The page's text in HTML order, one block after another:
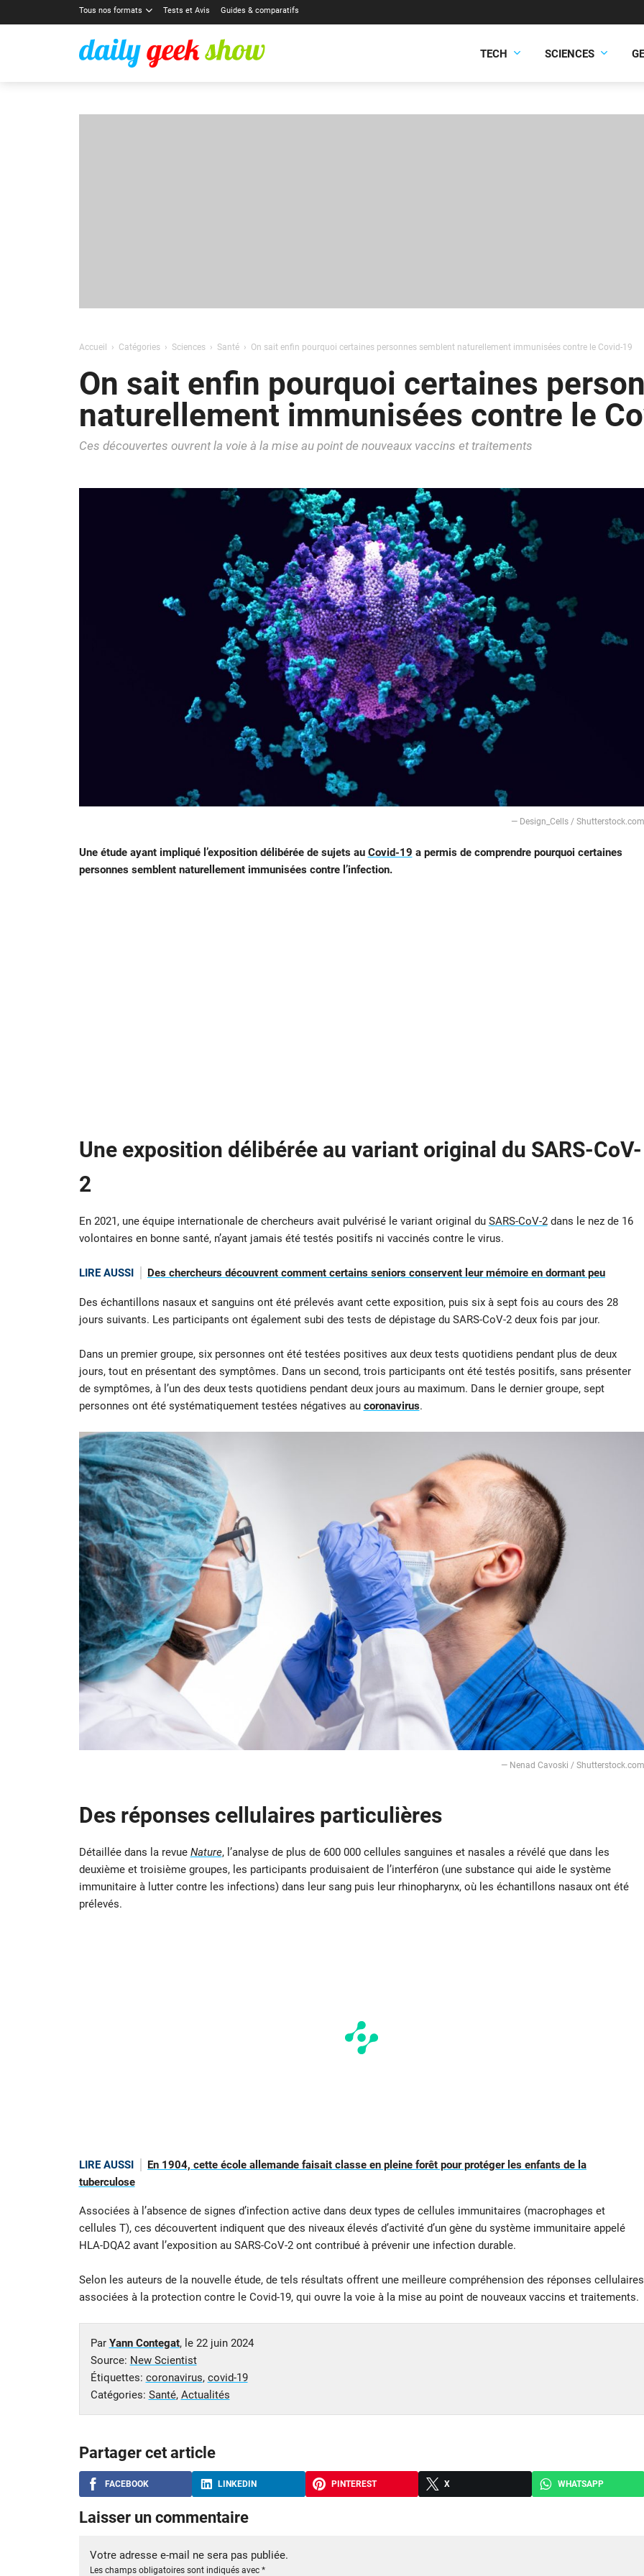
Tous nos formats Tests et Avis Guides & comparatifs
TECH SCIENCES
Accueil Catégories Sciences Santé On sait enfin pourquoi certaines personnes semblent naturellement immunisées contre le Covid-19
On sait enfin pourquoi certaines
naturellement immunisées contre le
Ces découvertes ouvrent la voie à la mise au point de nouveaux vaccins et traitements
— Design_Cells / Shutterstock.com
Une étude ayant impliqué l’exposition délibérée de sujets au Covid-19 a permis de comprendre pourquoi certaines
personnes semblent naturellement immunisées contre l’infection.
Une exposition délibérée au variant original du SARS-CoV-
2
En 2021, une équipe internationale de chercheurs avait pulvérisé le variant original du SARS-CoV-2dans le nez de 16
volontaires en bonne santé, n’ayant jamais été testés positifs ni vaccinés contre le virus.
LIRE AUSSI Des chercheurs découvrent comment certains seniors conservent leur mémoire en dormant peu
Des échantillons nasaux et sanguins ont été prélevés avant cette exposition, puis six à sept fois au cours des 28
jours suivants. Les participants ont également subi des tests de dépistage du SARS-CoV-2 deux fois par jour.
Dans un premier groupe, six personnes ont été testées positives aux deux tests quotidiens pendant plus de deux
jours, tout en présentant des symptômes. Dans un second, trois participants ont été testés positifs, sans présenter
de symptômes, à l’un des deux tests quotidiens pendant deux jours au maximum. Dans le dernier groupe, sept
personnes ont été systématiquement testées négatives au coronavirus.
― Nenad Cavoski / Shutterstock.com
Des réponses cellulaires particulières
Détaillée dans la revue Nature, l’analyse de plus de 600 000 cellules sanguines et nasales a révélé que dans les
deuxième et troisième groupes, les participants produisaient de l’interféron (une substance qui aide le système
immunitaire à lutter contre les infections) dans leur sang puis leur rhinopharynx, où les échantillons nasaux ont été
prélevés.
LIRE AUSSI
En 1904, cette école allemande faisait classe en pleine forêt pour protéger les enfants de la
tuberculose
Associées à l’absence de signes d’infection active dans deux types de cellules immunitaires (macrophages et
cellules T), ces découvertent indiquent que des niveaux élevés d’activité d’un gène du système immunitaire appelé
HLA-DQA2 avant l’exposition au SARS-CoV-2 ont contribué à prévenir une infection durable.
Selon les auteurs de la nouvelle étude, de tels résultats offrent une meilleure compréhension des réponses cellulaires
associées à la protection contre le Covid-19, qui ouvre la voie à la mise au point de nouveaux vaccins et traitements.
Par Yann Contegat, le 22 juin 2024
Source: New Scientist
Étiquettes: coronavirus, covid-19
Catégories: Santé, Actualités
Partager cet article
FACEBOOK LINKEDIN PINTEREST X WHATSAPP
Laisser un commentaire
Votre adresse e-mail ne sera pas publiée.
Les champs obligatoires sont indiqués avec *